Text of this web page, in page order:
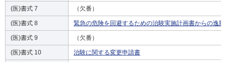
(医)書式 7 （欠番）
(医)書式 8 緊急の危険を回避するための治験実施計画書からの逸
(医)書式 9 （欠番）
(医)書式 10 治験に関する変更申請書